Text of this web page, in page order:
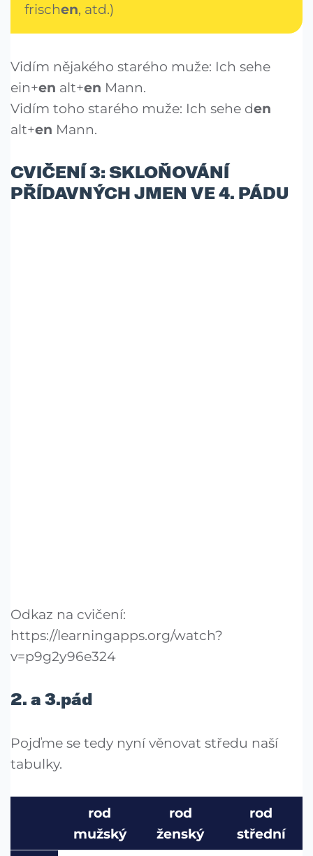
frischen, atd.)
Vidím nějakého starého muže: Ich sehe
ein+en alt+en Mann.
Vidím toho starého muže: Ich sehe den
alt+en Mann.
CVIČENÍ 3: SKLOŇOVÁNÍ
PŘÍDAVNÝCH JMEN VE 4. PÁDU
Odkaz na cvičení:
https://learningapps.org/watch?
v=p9g2y96e324
2. a 3.pád
Pojďme se tedy nyní věnovat středu naší
tabulky.
rod
mužský
rod
ženský
rod
střední